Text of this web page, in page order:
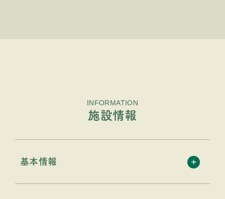
INFORMATION
施設情報
基本情報